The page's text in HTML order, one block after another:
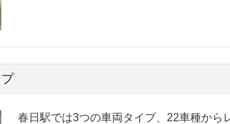
春日駅では3つの車両タイプ、22車種から